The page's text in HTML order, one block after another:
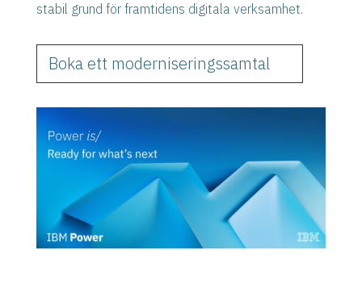
stabil grund för framtidens digitala verksamhet.
Boka ett moderniseringssamtal